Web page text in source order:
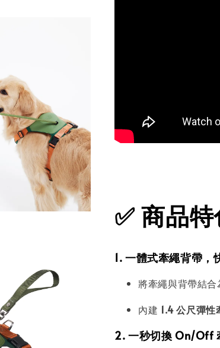
✅商品
1. 一體式牽繩背帶，
將牽繩與背帶結合
內建 1.4 公尺彈性
2. 一秒切換 On/Off